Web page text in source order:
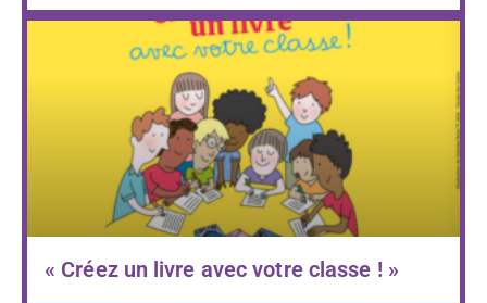
« Créez un livre avec votre classe ! »